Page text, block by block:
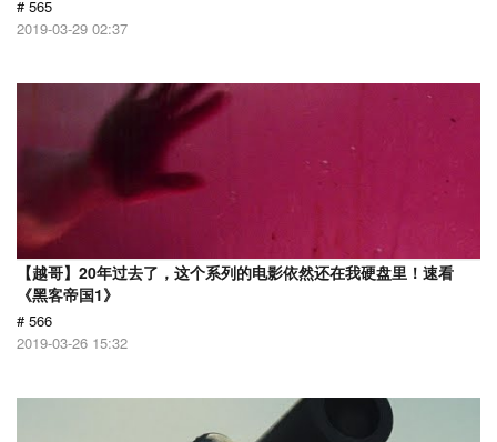
# 565
2019-03-29 02:37
【越哥】20年过去了，这个系列的电影依然还在我硬盘里！速看
《黑客帝国1》
# 566
2019-03-26 15:32